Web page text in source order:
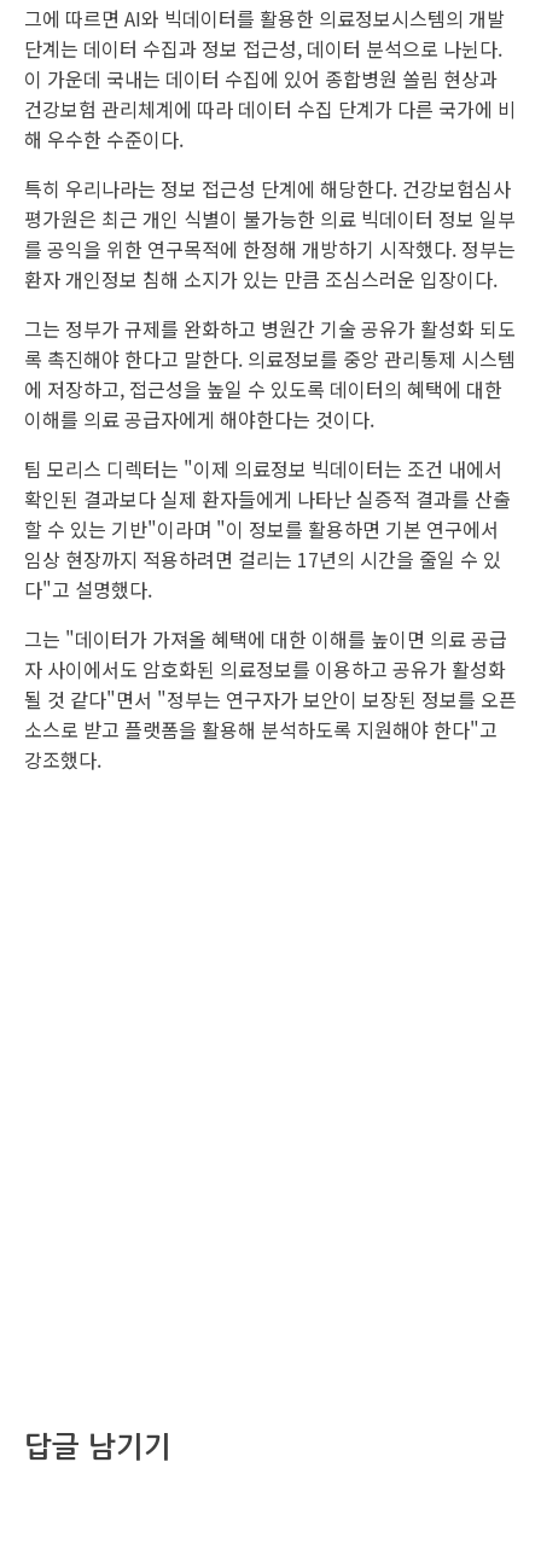
그에 따르면 AI와 빅데이터를 활용한 의료정보시스템의 개발
단계는 데이터 수집과 정보 접근성, 데이터 분석으로 나뉜다.
이 가운데 국내는 데이터 수집에 있어 종합병원 쏠림 현상과
건강보험 관리체계에 따라 데이터 수집 단계가 다른 국가에 비
해 우수한 수준이다.
특히 우리나라는 정보 접근성 단계에 해당한다. 건강보험심사
평가원은 최근 개인 식별이 불가능한 의료 빅데이터 정보 일부
를 공익을 위한 연구목적에 한정해 개방하기 시작했다. 정부는
환자 개인정보 침해 소지가 있는 만큼 조심스러운 입장이다.
그는 정부가 규제를 완화하고 병원간 기술 공유가 활성화 되도
록 촉진해야 한다고 말한다. 의료정보를 중앙 관리통제 시스템
에 저장하고, 접근성을 높일 수 있도록 데이터의 혜택에 대한
이해를 의료 공급자에게 해야한다는 것이다.
팀 모리스 디렉터는 "이제 의료정보 빅데이터는 조건 내에서
확인된 결과보다 실제 환자들에게 나타난 실증적 결과를 산출
할 수 있는 기반"이라며 "이 정보를 활용하면 기본 연구에서
임상 현장까지 적용하려면 걸리는 17년의 시간을 줄일 수 있
다"고 설명했다.
그는 "데이터가 가져올 혜택에 대한 이해를 높이면 의료 공급
자 사이에서도 암호화된 의료정보를 이용하고 공유가 활성화
될 것 같다"면서 "정부는 연구자가 보안이 보장된 정보를 오픈
소스로 받고 플랫폼을 활용해 분석하도록 지원해야 한다"고
강조했다.
답글 남기기